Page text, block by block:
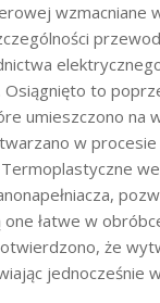
wzmacniane
Osiągnięto to
umieszczono na
w
one łatwe w
że
jednocześnie